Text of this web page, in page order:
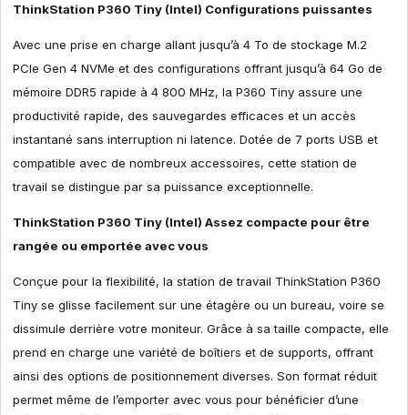
ThinkStation P360 Tiny (Intel) Configurations puissantes
Avec une prise en charge allant jusqu’à 4 To de stockage M.2
PCIe Gen 4 NVMe et des configurations offrant jusqu’à 64 Go de
mémoire DDR5 rapide à 4 800 MHz, la P360 Tiny assure une
productivité rapide, des sauvegardes efficaces et un accès
instantané sans interruption ni latence. Dotée de 7 ports USB et
compatible avec de nombreux accessoires, cette station de
travail se distingue par sa puissance exceptionnelle.
ThinkStation P360 Tiny (Intel) Assez compacte pour être
rangée ou emportée avec vous
Conçue pour la flexibilité, la station de travail ThinkStation P360
Tiny se glisse facilement sur une étagère ou un bureau, voire se
dissimule derrière votre moniteur. Grâce à sa taille compacte, elle
prend en charge une variété de boîtiers et de supports, offrant
ainsi des options de positionnement diverses. Son format réduit
permet même de l’emporter avec vous pour bénéficier d’une